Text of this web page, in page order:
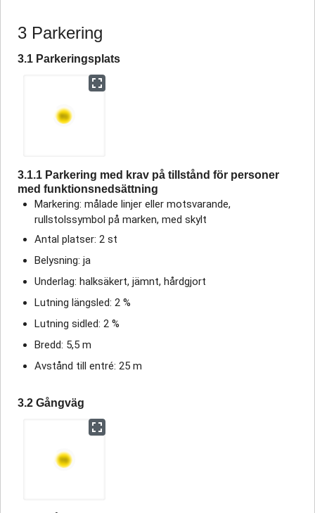
3 Parkering
3.1 Parkeringsplats
3.1.1 Parkering med krav på tillstånd för personer
med funktionsnedsättning
Markering: målade linjer eller motsvarande,
rullstolssymbol på marken, med skylt
Antal platser: 2 st
Belysning: ja
Underlag: halksäkert, jämnt, hårdgjort
Lutning längsled: 2 %
Lutning sidled: 2 %
Bredd: 5,5 m
Avstånd till entré: 25 m
3.2 Gångväg